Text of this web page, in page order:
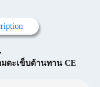
,
มตะเข็บต้านทาน CE